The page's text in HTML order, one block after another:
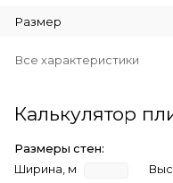
Размер
Все характеристики
Калькулятор
Размеры стен:
Ширина, м